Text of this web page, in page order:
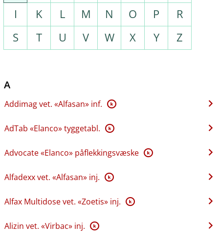
I
K L M N O P
R
S
T U V W X Y Z
A
Addimag vet. «Alfasan» inf. K
AdTab «Elanco» tyggetabl. K
Advocate «Elanco» påflekkingsvæske K
Alfadexx vet. «Alfasan» inj. K
Alfax Multidose vet. «Zoetis» inj. K
Alizin vet. «Virbac» inj. K